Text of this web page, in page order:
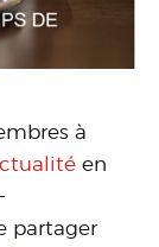
à
en
partager